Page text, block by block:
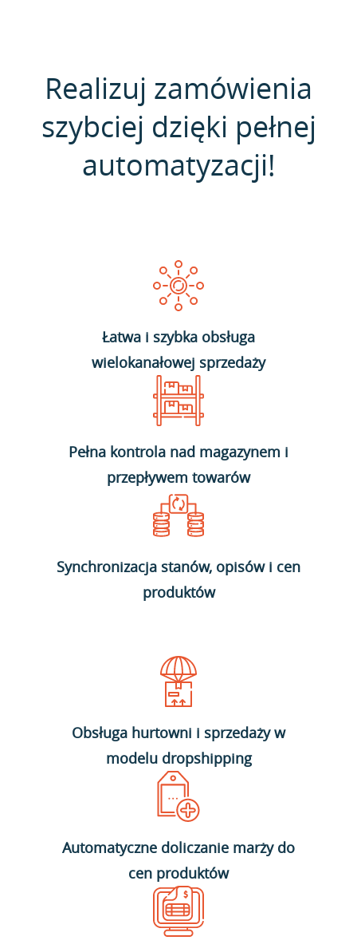
Realizuj zamówienia
szybciej dzięki pełnej
automatyzacji!
Łatwa i szybka obsługa
wielokanałowej sprzedaży
Pełna kontrola nad magazynem i
przepływem towarów
Synchronizacja stanów, opisów i cen
produktów
Obsługa hurtowni i sprzedaży w
modelu dropshipping
Automatyczne doliczanie marży do
cen produktów